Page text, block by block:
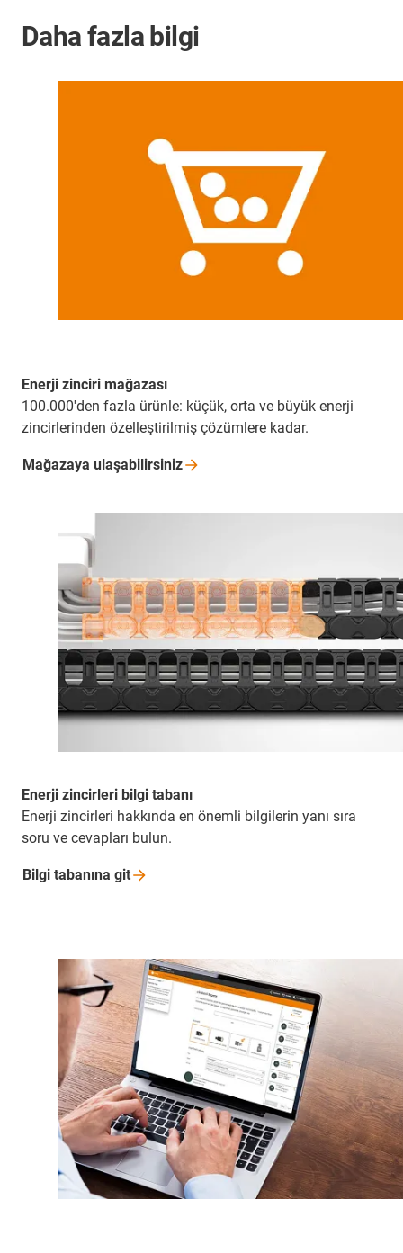
Daha fazla bilgi
Enerji zinciri mağazası
100.000'den fazla ürünle: küçük, orta ve büyük enerji
zincirlerinden özelleştirilmiş çözümlere kadar.
Mağazaya ulaşabilirsiniz
Enerji zincirleri bilgi tabanı
Enerji zincirleri hakkında en önemli bilgilerin yanı sıra
soru ve cevapları bulun.
Bilgi tabanına git